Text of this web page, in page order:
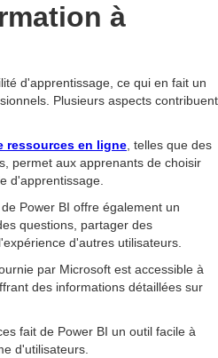
à
d'apprentissage, ce qui en fait un
Plusieurs aspects contribuent
ressources en ligne , telles que des
permet aux apprenants de choisir
d'apprentissage.
Power BI offre également un
questions, partager des
d'autres utilisateurs.
par Microsoft est accessible à
des informations détaillées sur
fait de Power BI un outil facile à
d'utilisateurs.